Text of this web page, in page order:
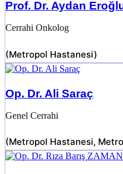
Prof. Dr. Aydan
Cerrahi Onkolog
(Metropol Hastanesi)
Op. Dr. Ali Saraç
Genel Cerrahi
(Metropol Hastanesi,